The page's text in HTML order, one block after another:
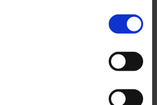
creative di Lynda
dell’identità di
ruota intorno ad una
più eccelso della